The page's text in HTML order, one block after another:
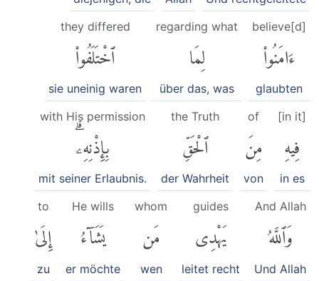
believe[d]
ءَامَنُوا۟
glaubten
regarding what
لِمَا
über das, was
they differed
ٱخْتَلَفُوا۟
sie uneinig waren
[in it]
فِيهِ
in es
of
مِنَ
von
the Truth
ٱلْحَقِّ
der Wahrheit
with His permission
بِإِذْنِهِۦۗ
mit seiner Erlaubnis.
And Allah
وَٱللَّهُ
Und Allah
guides
يَهْدِى
leitet recht
whom
مَن
wen
He wills
يَشَآءُ
er möchte
to
إِلَىٰ
zu